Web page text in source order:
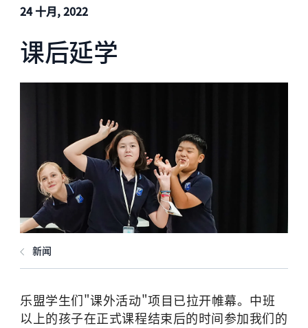
24 十月, 2022
课后延学
新闻
乐盟学生们"课外活动"项目已拉开帷幕。中班
以上的孩子在正式课程结束后的时间参加我们的